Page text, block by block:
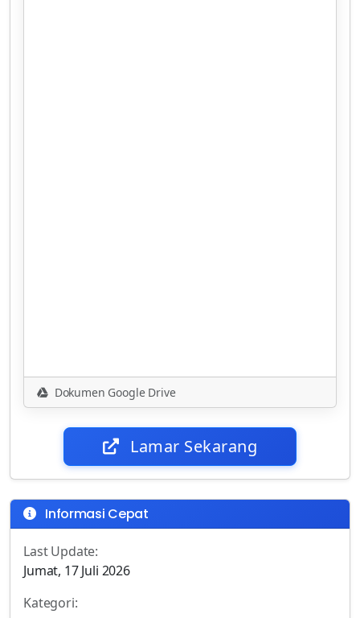
Dokumen Google Drive
Lamar Sekarang
Informasi Cepat
Last Update:
Jumat, 17 Juli 2026
Kategori: